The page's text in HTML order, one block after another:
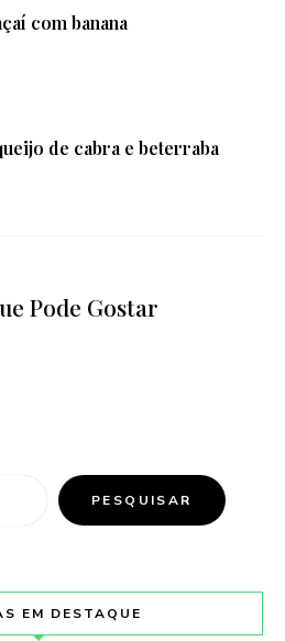
com banana
de cabra e beterraba
Pode Gostar
PESQUISAR
EM DESTAQUE